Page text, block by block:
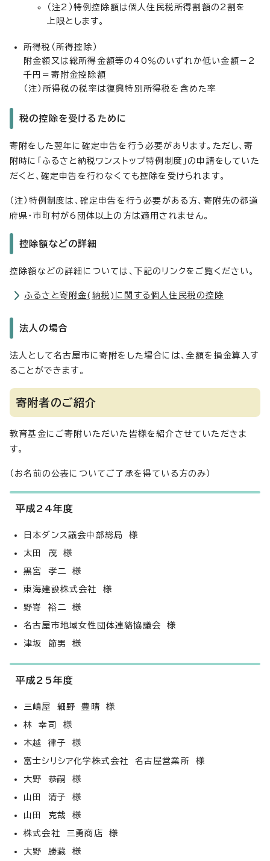
（注2）特例控除額は個人住民税所得割額の2割を
上限とします。
所得税（所得控除）
附金額又は総所得金額等の40％のいずれか低い金額－2
千円＝寄附金控除額
（注）所得税の税率は復興特別所得税を含めた率
税の控除を受けるために
寄附をした翌年に確定申告を行う必要があります。ただし、寄
附時に「ふるさと納税ワンストップ特例制度」の申請をしていた
だくと、確定申告を行わなくても控除を受けられます。
（注）特例制度は、確定申告を行う必要がある方、寄附先の都道
府県・市町村が6団体以上の方は適用されません。
控除額などの詳細
控除額などの詳細については、下記のリンクをご覧ください。
ふるさと寄附金(納税)に関する個人住民税の控除
法人の場合
法人として名古屋市に寄附をした場合には、全額を損金算入す
ることができます。
寄附者のご紹介
教育基金にご寄附いただいた皆様を紹介させていただきま
す。
（お名前の公表についてご了承を得ている方のみ）
平成24年度
日本ダンス議会中部総局 様
太田 茂 様
黒宮 孝二 様
東海建設株式会社 様
野嵜 裕二 様
名古屋市地域女性団体連絡協議会 様
津坂 節男 様
平成25年度
三嶋屋 細野 豊晴 様
林 幸司 様
木越 律子 様
富士シリシア化学株式会社 名古屋営業所 様
大野 恭嗣 様
山田 清子 様
山田 克哉 様
株式会社 三勇商店 様
大野 勝藏 様